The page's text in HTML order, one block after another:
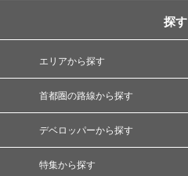
探す
エリアから探す
首都圏の路線から探す
デベロッパーから探す
特集から探す